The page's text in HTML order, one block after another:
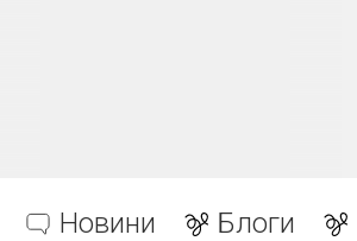
Новини Блоги